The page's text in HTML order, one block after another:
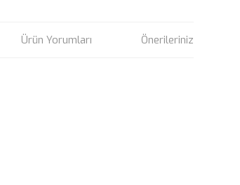
Ürün Yorumları Önerileriniz